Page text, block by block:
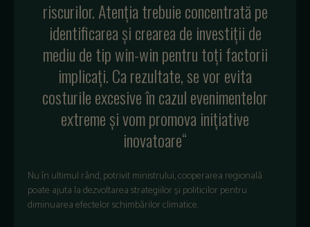
riscurilor. Atenția trebuie concentrată pe
identificarea și crearea de investiții de
mediu de tip win-win pentru toți factorii
implicați. Ca rezultate, se vor evita
costurile excesive în cazul evenimentelor
extreme și vom promova inițiative
inovatoare“
Nu în ultimul rând, potrivit ministrului, cooperarea regională
poate ajuta la dezvoltarea strategiilor și politicilor pentru
diminuarea efectelor schimbărilor climatice.